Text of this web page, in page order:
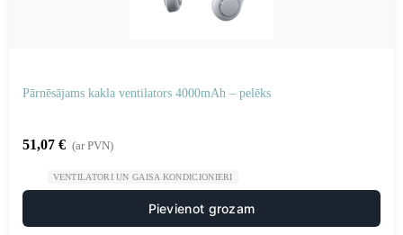
Pārnēsājams kakla ventilators 4000mAh – pelēks
51,07 € (ar PVN)
VENTILATORI UN GAISA KONDICIONIERI
Pievienot grozam